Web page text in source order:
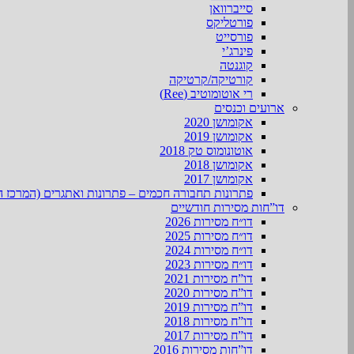
סייברוואן
פורטליקס
פורסייט
פינרג’י
קוגנטה
קורטיקה/קרטיקה
רי אוטומוטיב (Ree)
ארועים וכנסים
אקומושן 2020
אקומושן 2019
אוטונומוס טק 2018
אקומושן 2018
אקומושן 2017
פתרונות תחבורה חכמים – פתרונות ואתגרים (המרכז
דו”חות מסירות חודשיים
דו״ח מסירות 2026
דו״ח מסירות 2025
דו״ח מסירות 2024
דו״ח מסירות 2023
דו”ח מסירות 2021
דו”ח מסירות 2020
דו”ח מסירות 2019
דו”ח מסירות 2018
דו”ח מסירות 2017
דו”חות מסירות 2016